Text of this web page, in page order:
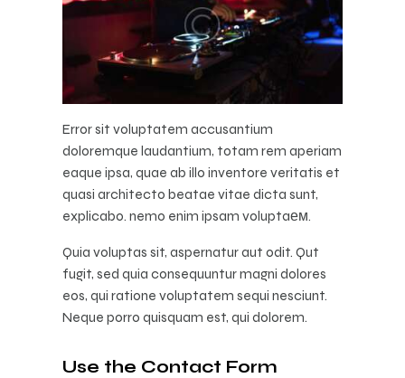
Error sit voluptatem accusantium
doloremque laudantium, totam rem aperiam
eaque ipsa, quae ab illo inventore veritatis et
quasi architecto beatae vitae dicta sunt,
explicabo. nemo enim ipsam voluptaем.
Quia voluptas sit, aspernatur aut odit. Qut
fugit, sed quia consequuntur magni dolores
eos, qui ratione voluptatem sequi nesciunt.
Neque porro quisquam est, qui dolorem.
Use the Contact Form